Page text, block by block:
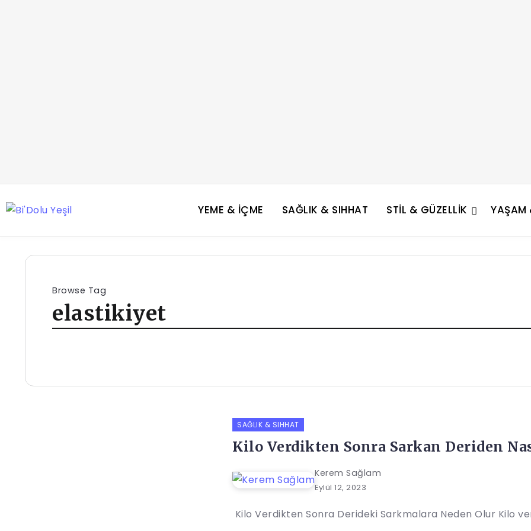
YEME & İÇME SAĞLIK & SIHHAT STIL & GÜZELLIK YAŞAM
Browse Tag
elastikiyet
SAĞLIK & SIHHAT
Kilo Verdikten Sonra Sarkan Deriden
Kerem Sağlam
Eylül 12, 2023
Kilo Verdikten Sonra Derideki Sarkmalara Neden Olur Kilo